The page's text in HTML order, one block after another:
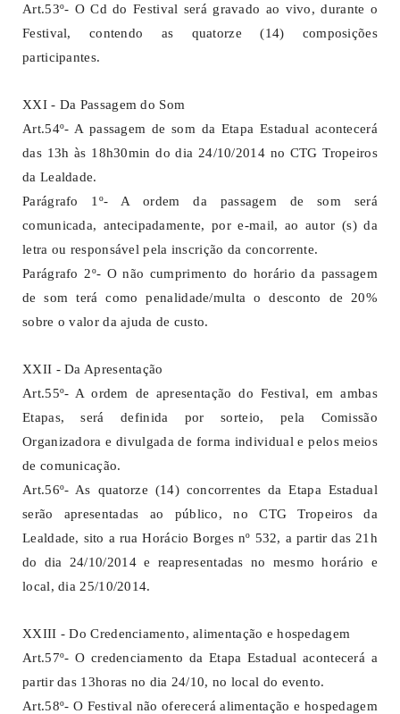
Art.53º- O Cd do Festival será gravado ao vivo, durante o
Festival, contendo as quatorze (14) composições
participantes.
XXI - Da Passagem do Som
Art.54º- A passagem de som da Etapa Estadual acontecerá
das 13h às 18h30min do dia 24/10/2014 no CTG Tropeiros
da Lealdade.
Parágrafo 1º- A ordem da passagem de som será
comunicada, antecipadamente, por e-mail, ao autor (s) da
letra ou responsável pela inscrição da concorrente.
Parágrafo 2º- O não cumprimento do horário da passagem
de som terá como penalidade/multa o desconto de 20%
sobre o valor da ajuda de custo.
XXII - Da Apresentação
Art.55º- A ordem de apresentação do Festival, em ambas
Etapas, será definida por sorteio, pela Comissão
Organizadora e divulgada de forma individual e pelos meios
de comunicação.
Art.56º- As quatorze (14) concorrentes da Etapa Estadual
serão apresentadas ao público, no CTG Tropeiros da
Lealdade, sito a rua Horácio Borges nº 532, a partir das 21h
do dia 24/10/2014 e reapresentadas no mesmo horário e
local, dia 25/10/2014.
XXIII - Do Credenciamento, alimentação e hospedagem
Art.57º- O credenciamento da Etapa Estadual acontecerá a
partir das 13horas no dia 24/10, no local do evento.
Art.58º- O Festival não oferecerá alimentação e hospedagem